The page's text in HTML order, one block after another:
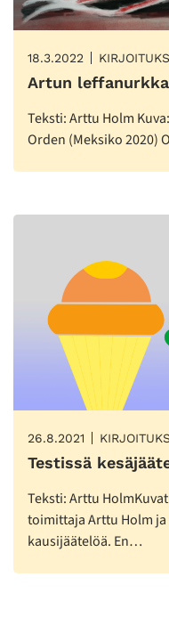
18.3.2022
Artun
Teksti: Arttu Holm
Orden (Meksiko
26.8.2021
Testissä
Teksti: Arttu
toimittaja Arttu Holm
kausijäätelöä. En…